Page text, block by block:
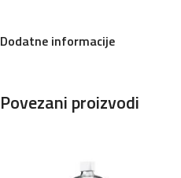
Dodatne informacije
Povezani proizvodi